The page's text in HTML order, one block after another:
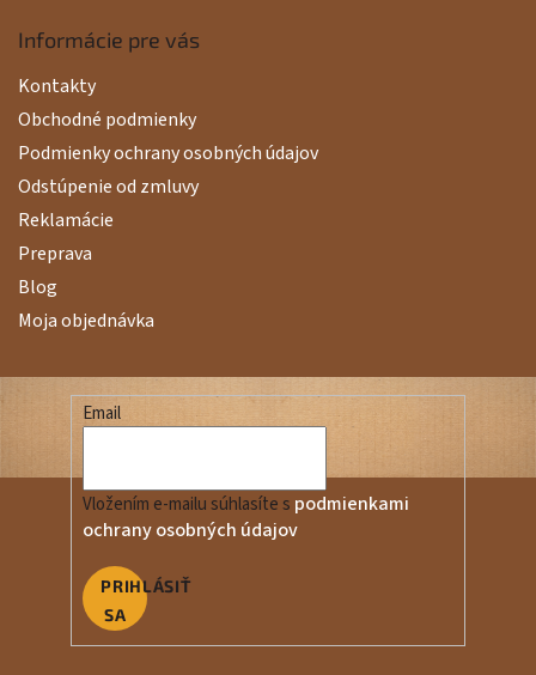
Informácie pre vás
Kontakty
Obchodné podmienky
Podmienky ochrany osobných údajov
Odstúpenie od zmluvy
Reklamácie
Preprava
Blog
Moja objednávka
Email
Vložením e-mailu súhlasíte s podmienkami
ochrany osobných údajov
PRIHLÁSIŤ
SA